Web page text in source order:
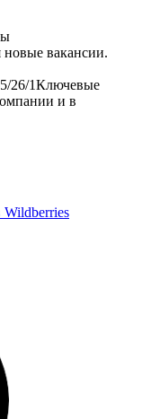
новые вакансии.
5/26/1Ключевые
и в
Wildberries